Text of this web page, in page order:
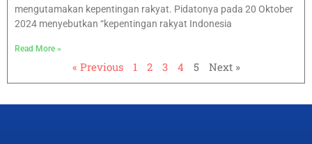
mengutamakan kepentingan rakyat. Pidatonya pada 20 Oktober
2024 menyebutkan “kepentingan rakyat Indonesia
Read More »
« Previous 1 2 3 4 5 Next »